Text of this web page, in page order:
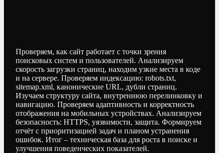
Проверяем, как сайт работает с точки зрения
поисковых систем и пользователей. Анализируем
скорость загрузки страниц, находим узкие места в коде
и на сервере. Проверяем индексацию: robots.txt,
sitemap.xml, канонические URL, дубли страниц.
Изучаем структуру сайта, внутреннюю перелинковку и
навигацию. Проверяем адаптивность и корректность
отображения на мобильных устройствах. Анализируем
безопасность: HTTPS, уязвимости, защита. Формируем
отчёт с приоритизацией задач и планом устранения
ошибок. Итог – техническая база для роста в поиске и
улучшения поведенческих показателей.